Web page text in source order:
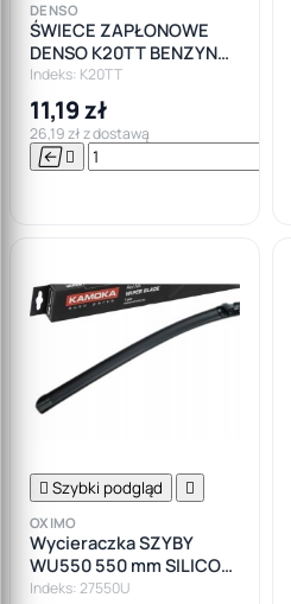
DENSO
ŚWIECE ZAPŁONOWE
DENSO K20TT BENZYNA
LPG GAZ
Indeks: K20TT
11,19 zł
26,19 zł z dostawą
 
 Szybki podgląd 
OXIMO
Wycieraczka SZYBY
WU550 550 mm SILICON
LINE PŁASKA
Indeks: 27550U